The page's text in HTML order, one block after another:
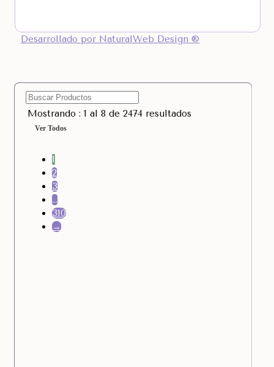
Desarrollado por NaturalWeb Design ®
Mostrando : 1 al 8 de 2474 resultados
Ver Todos
1
2
3
…
310
→